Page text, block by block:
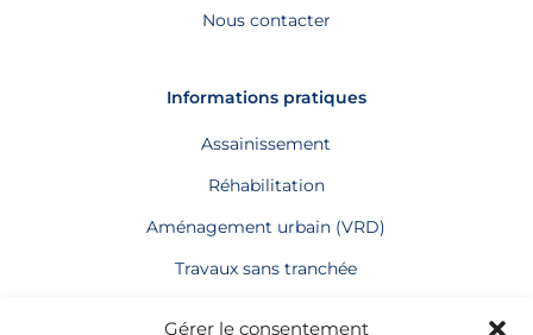
Gérer le consentement
Nous contacter
Informations pratiques
Assainissement
Réhabilitation
Aménagement urbain (VRD)
Travaux sans tranchée